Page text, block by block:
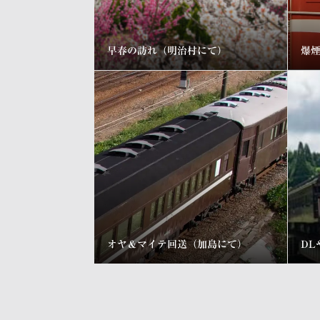
早春の訪れ（明治村にて） 爆
オヤ＆マイテ回送（加島にて） DL